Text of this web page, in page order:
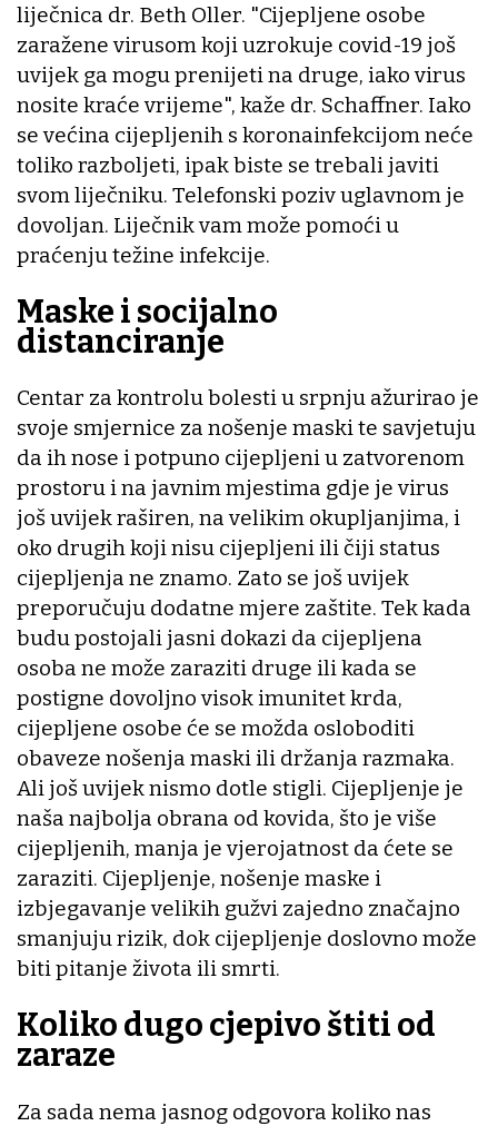
liječnica dr. Beth Oller. "Cijepljene osobe
zaražene virusom koji uzrokuje covid-19 još
uvijek ga mogu prenijeti na druge, iako virus
nosite kraće vrijeme", kaže dr. Schaffner. Iako
se većina cijepljenih s koronainfekcijom neće
toliko razboljeti, ipak biste se trebali javiti
svom liječniku. Telefonski poziv uglavnom je
dovoljan. Liječnik vam može pomoći u
praćenju težine infekcije.
Maske i socijalno
distanciranje
Centar za kontrolu bolesti u srpnju ažurirao je
svoje smjernice za nošenje maski te savjetuju
da ih nose i potpuno cijepljeni u zatvorenom
prostoru i na javnim mjestima gdje je virus
još uvijek raširen, na velikim okupljanjima, i
oko drugih koji nisu cijepljeni ili čiji status
cijepljenja ne znamo. Zato se još uvijek
preporučuju dodatne mjere zaštite. Tek kada
budu postojali jasni dokazi da cijepljena
osoba ne može zaraziti druge ili kada se
postigne dovoljno visok imunitet krda,
cijepljene osobe će se možda osloboditi
obaveze nošenja maski ili držanja razmaka.
Ali još uvijek nismo dotle stigli. Cijepljenje je
naša najbolja obrana od kovida, što je više
cijepljenih, manja je vjerojatnost da ćete se
zaraziti. Cijepljenje, nošenje maske i
izbjegavanje velikih gužvi zajedno značajno
smanjuju rizik, dok cijepljenje doslovno može
biti pitanje života ili smrti.
Koliko dugo cjepivo štiti od
zaraze
Za sada nema jasnog odgovora koliko nas